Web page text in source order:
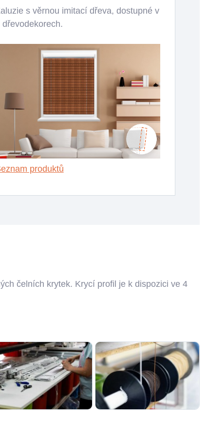
s věrnou imitací dřeva, dostupné v
dřevodekorech.
produktů
čelních krytek. Krycí profil je k dispozici ve 4